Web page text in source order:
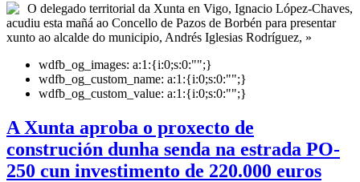
O delegado territorial da Xunta en Vigo, Ignacio López-Chaves,
acudiu esta mañá ao Concello de Pazos de Borbén para presentar
xunto ao alcalde do municipio, Andrés Iglesias Rodríguez, »
wdfb_og_images: a:1:{i:0;s:0:"";}
wdfb_og_custom_name: a:1:{i:0;s:0:"";}
wdfb_og_custom_value: a:1:{i:0;s:0:"";}
A Xunta aproba o proxecto de
construción dunha senda na estrada PO-
250 cun investimento de 220.000 euros